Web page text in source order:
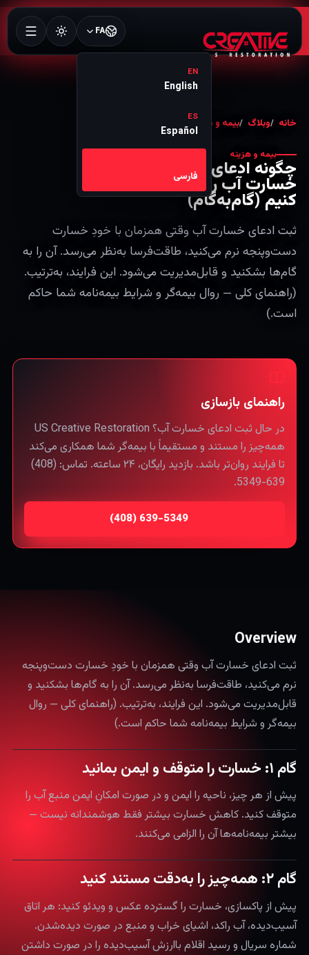
FA
EN
English
ES
Español
فارسی
خانه وبلاگ بیمه و هزینه
بیمه و هزینه
چگونه ادعای بیمه
خسارت آب را ثبت
کنیم (گام‌به‌گام)
ثبت ادعای خسارت آب وقتی همزمان با خودِ خسارت
دست‌وپنجه نرم می‌کنید، طاقت‌فرسا به‌نظر می‌رسد. آن را به
گام‌ها بشکنید و قابل‌مدیریت می‌شود. این فرایند، به‌ترتیب.
(راهنمای کلی — روال بیمه‌گر و شرایط بیمه‌نامه شما حاکم
است.)
راهنمای بازسازی
در حال ثبت ادعای خسارت آب؟ US Creative Restoration
همه‌چیز را مستند و مستقیماً با بیمه‌گر شما همکاری می‌کند
تا فرایند روان‌تر باشد. بازدید رایگان، ۲۴ ساعته. تماس: (408)
639-5349.
⁦(408) 639-5349⁩
Overview
ثبت ادعای خسارت آب وقتی همزمان با خودِ خسارت دست‌وپنجه
نرم می‌کنید، طاقت‌فرسا به‌نظر می‌رسد. آن را به گام‌ها بشکنید و
قابل‌مدیریت می‌شود. این فرایند، به‌ترتیب. (راهنمای کلی — روال
بیمه‌گر و شرایط بیمه‌نامه شما حاکم است.)
گام ۱: خسارت را متوقف و ایمن بمانید
پیش از هر چیز، ناحیه را ایمن و در صورت امکانِ ایمن منبع آب را
متوقف کنید. کاهش خسارت بیشتر فقط هوشمندانه نیست —
بیشتر بیمه‌نامه‌ها آن را الزامی می‌کنند.
گام ۲: همه‌چیز را به‌دقت مستند کنید
پیش از پاکسازی، خسارت را گسترده عکس و ویدئو کنید: هر اتاق
آسیب‌دیده، آب راکد، اشیای خراب و منبع در صورت دیده‌شدن.
شماره سریال و رسید اقلام باارزش آسیب‌دیده را در صورت داشتن